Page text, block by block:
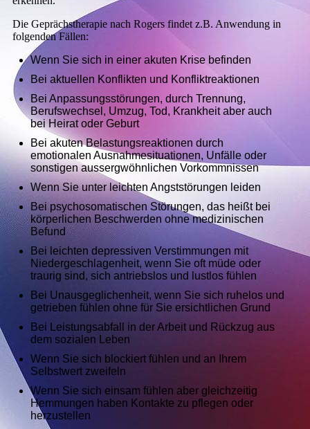
Die Geprächstherapie nach Rogers findet z.B. Anwendung in
folgenden Fällen:
Wenn Sie sich in einer akuten Krise befinden
Bei aktuellen Konflikten und Konfliktreaktionen
Bei Anpassungsstörungen, durch Trennung,
Berufswechsel, Umzug, Tod, Krankheit aber auch
bei Heirat oder Geburt
Bei akuten Belastungsreaktionen durch
emotionalen Ausnahmesituationen, Unfälle oder
sonstigen aussergwöhnlichen Vorkommnissen
Wenn Sie unter leichten Angststörungen leiden
Bei psychosomatischen Störungen, das heißt bei
körperlichen Beschwerden ohne medizinischen
Befund
Bei leichten depressiven Verstimmungen mit
Niedergeschlagenheit, wenn Sie oft müde oder
traurig sind, sich antriebslos und lustlos fühlen
Bei Unausgeglichenheit, wenn Sie sich ruhelos und
getrieben fühlen ohne für Sie ersichtlichen Grund
Bei Leistungsabfall in der Arbeit und Rückzug aus
dem sozialen Leben
Wenn Sie sich blockiert fühlen und an Ihrem
Selbstwert zweifeln
Wenn Sie sich einsam fühlen aber gleichzeitig
Hemmungen haben Kontakte zu pflegen oder
herzustellen